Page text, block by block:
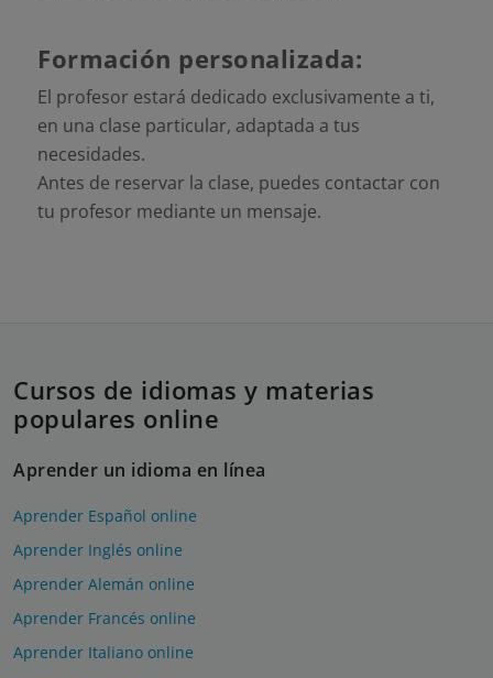
Formación personalizada:
El profesor estará dedicado exclusivamente a ti,
en una clase particular, adaptada a tus
necesidades.
Antes de reservar la clase, puedes contactar con
tu profesor mediante un mensaje.
Cursos de idiomas y materias
populares online
Aprender un idioma en línea
Aprender Español online
Aprender Inglés online
Aprender Alemán online
Aprender Francés online
Aprender Italiano online